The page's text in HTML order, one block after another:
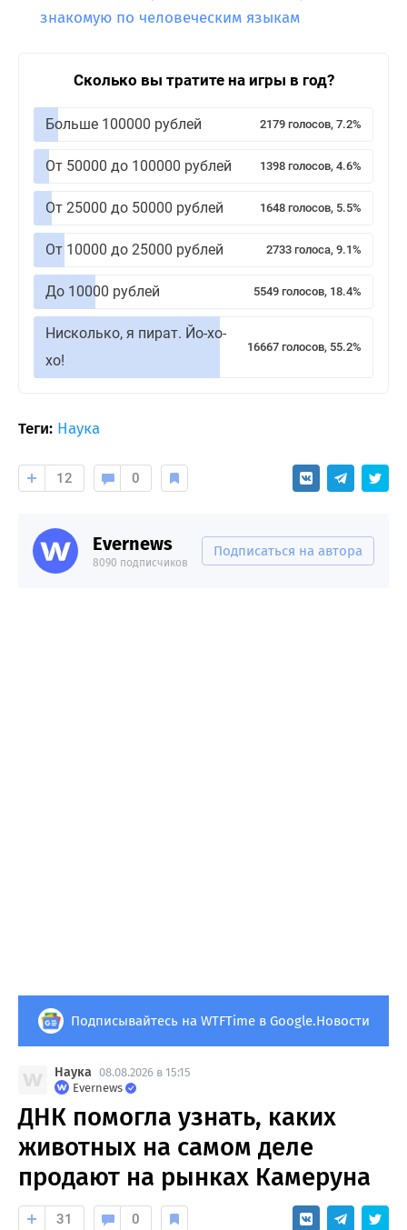
знакомую по человеческим языкам
Сколько вы тратите на игры в год?
Больше 100000 рублей 2179 голосов, 7.2%
От 50000 до 100000 рублей 1398 голосов, 4.6%
От 25000 до 50000 рублей 1648 голосов, 5.5%
От 10000 до 25000 рублей 2733 голоса, 9.1%
До 10000 рублей 5549 голосов, 18.4%
Нисколько, я пират. Йо-хо-
хо!
16667 голосов, 55.2%
Теги: Наука
12 0
Evernews
8090 подписчиков
Подписаться на автора
Подписывайтесь на WTFTime в Google.Новости
Наука 08.08.2026 в 15:15
Evernews
ДНК помогла узнать, каких
животных на самом деле
продают на рынках Камеруна
31 0